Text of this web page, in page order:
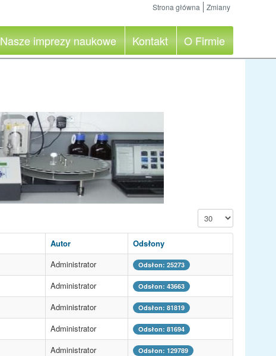
Strona główna Zmiany
Nasze imprezy naukowe Kontakt O Firmie
Pokaż #
Autor
Odsłony
Administrator Odsłon: 25273
Administrator Odsłon: 43663
Administrator Odsłon: 81819
Administrator Odsłon: 81694
Administrator Odsłon: 129789